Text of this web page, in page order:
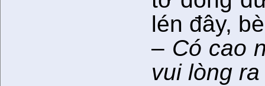
lén đây,
– Có cao
vui lòng